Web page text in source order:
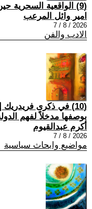
(9) الواقعية السحرية حين نحللها رياضيا
امير وائل المرعب
2026 / 8 / 7
الادب والفن
(10) في ذكرى فريدريك
بوصفها مدخلاً لفهم
أكرم عبدالقيوم
2026 / 8 / 7
مواضيع وابحاث سياسية